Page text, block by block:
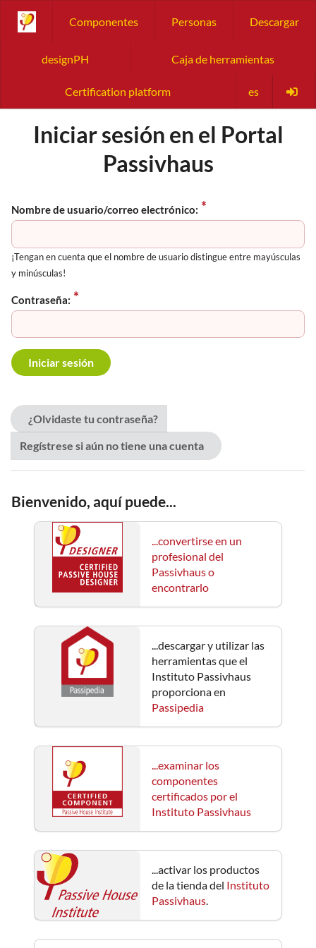
Componentes Personas Descargar
designPH Caja de herramientas
Certification platform es
Iniciar sesión en el Portal
Passivhaus
Nombre de usuario/correo electrónico:
¡Tengan en cuenta que el nombre de usuario distingue entre mayúsculas
y minúsculas!
Contraseña:
¿Olvidaste tu contraseña?
Regístrese si aún no tiene una cuenta
Bienvenido, aquí puede...
...convertirse en un
profesional del
Passivhaus o
encontrarlo
...descargar y utilizar las
herramientas que el
Instituto Passivhaus
proporciona en
Passipedia
...examinar los
componentes
certificados por el
Instituto Passivhaus
...activar los productos
de la tienda del Instituto
Passivhaus.